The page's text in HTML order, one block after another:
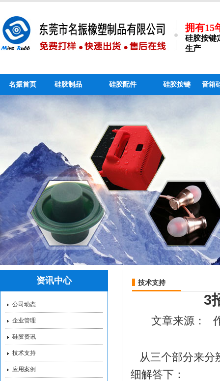
拥有15
硅胶按键
生产
名振首页 硅胶制品 硅胶配件 硅胶按键 音箱
技术支持
3
文章来源：
从三个部分来分
细解答下：
资讯中心
公司动态
企业管理
硅胶资讯
技术支持
应用案例
硅胶手机支架_个性硅
硅胶吸管_液态硅胶吸
硅胶保护套_硅胶保护